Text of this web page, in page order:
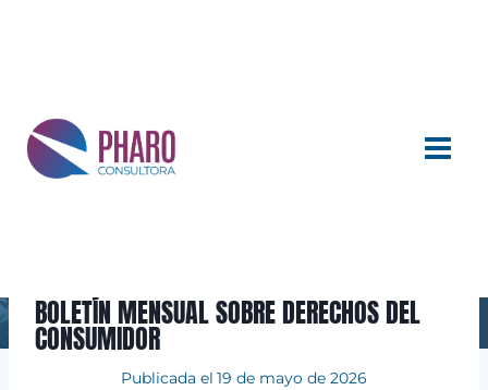
BOLETÍN MENSUAL SOBRE DERECHOS DEL
CONSUMIDOR
Publicada el 19 de mayo de 2026